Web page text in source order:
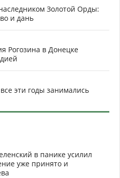
Золотой Орды:
и дань
Рогозина в Донецке
эти годы занимались
в панике усилил
уже принято и